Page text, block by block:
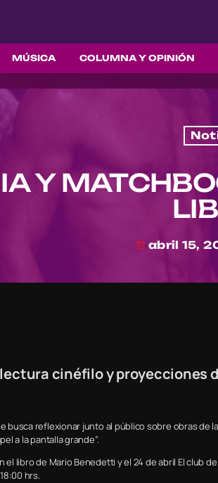
MÚSICA COLUMNA Y OPINIÓN
Y
today abril 15,
cinéfilo y proyecciones
busca reflexionar junto al público sobre obras de
a la pantalla grande”.
el libro de Mario Benedetti y el 24 de abril El club
hrs.